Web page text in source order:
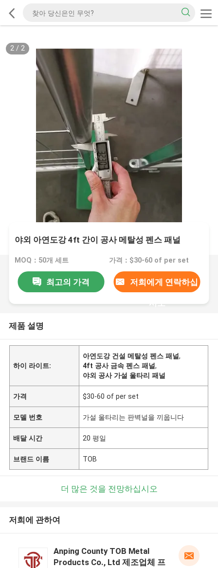
2/ 2
야외 아연도강 4ft 간이 공사 메탈성 펜스 패널
MOQ：50개 세트 가격：$30-60 of per set
최고의 가격 저희에게 연락하십
시오
제품 설명
하이 라이트:
아연도강 건설 메탈성 펜스 패널,
4ft 공사 금속 펜스 패널,
야외 공사 가설 울타리 패널
가격 $30-60 of per set
모델 번호 가설 울타리는 판벽널을 끼웁니다
배달 시간 20 평일
브랜드 이름 TOB
더 많은 것을 전망하십시오
저희에 관하여
Anping County TOB Metal
Products Co., Ltd 제조업체 프